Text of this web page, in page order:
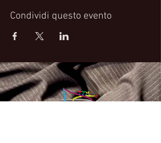
Condividi questo evento